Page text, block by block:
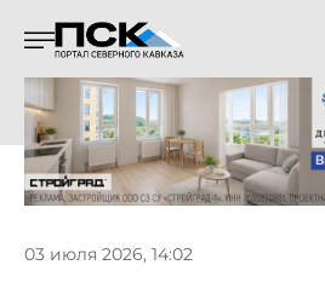
03 июля 2026, 14:02